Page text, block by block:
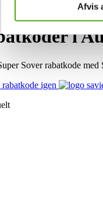
Afvis
i
Sover rabatkode med
igen